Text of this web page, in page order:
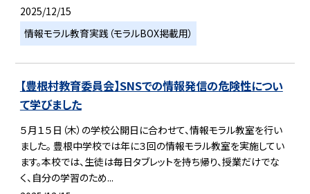
2025/12/15
情報モラル教育実践（モラルBOX掲載用）
【豊根村教育委員会】SNSでの情報発信の危険性につい
て学びました
５月１５日（木）の学校公開日に合わせて、情報モラル教室を行い
ました。 豊根中学校では年に３回の情報モラル教室を実施してい
ます。本校では、生徒は毎日タブレットを持ち帰り、授業だけでな
く、自分の学習のため...